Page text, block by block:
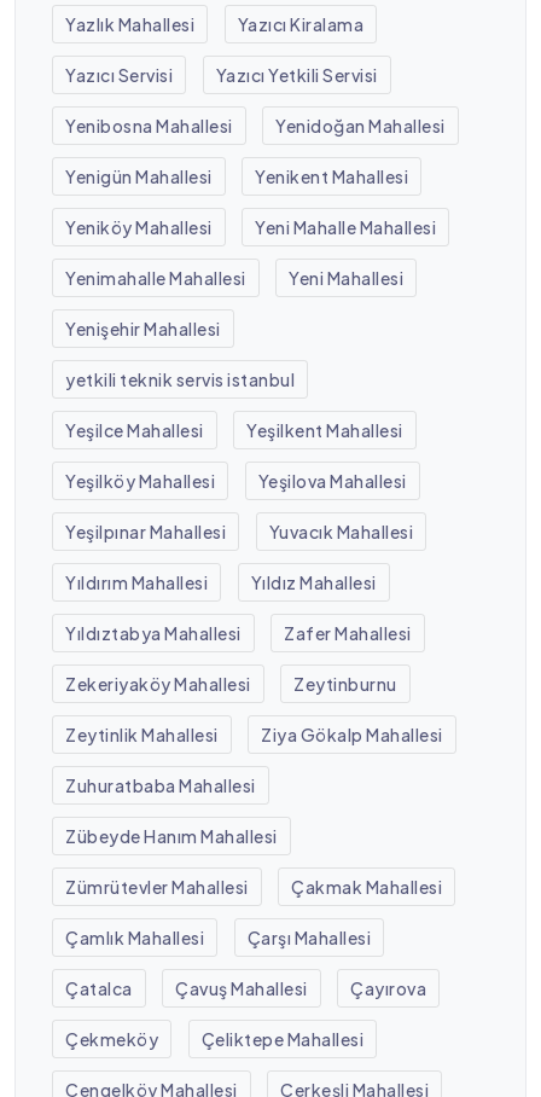
Yazlık Mahallesi Yazıcı Kiralama
Yazıcı Servisi Yazıcı Yetkili Servisi
Yenibosna Mahallesi Yenidoğan Mahallesi
Yenigün Mahallesi Yenikent Mahallesi
Yeniköy Mahallesi Yeni Mahalle Mahallesi
Yenimahalle Mahallesi Yeni Mahallesi
Yenişehir Mahallesi
yetkili teknik servis istanbul
Yeşilce Mahallesi Yeşilkent Mahallesi
Yeşilköy Mahallesi Yeşilova Mahallesi
Yeşilpınar Mahallesi Yuvacık Mahallesi
Yıldırım Mahallesi Yıldız Mahallesi
Yıldıztabya Mahallesi Zafer Mahallesi
Zekeriyaköy Mahallesi Zeytinburnu
Zeytinlik Mahallesi Ziya Gökalp Mahallesi
Zuhuratbaba Mahallesi
Zübeyde Hanım Mahallesi
Zümrütevler Mahallesi Çakmak Mahallesi
Çamlık Mahallesi Çarşı Mahallesi
Çatalca Çavuş Mahallesi Çayırova
Çekmeköy Çeliktepe Mahallesi
Çengelköy Mahallesi Çerkeşli Mahallesi